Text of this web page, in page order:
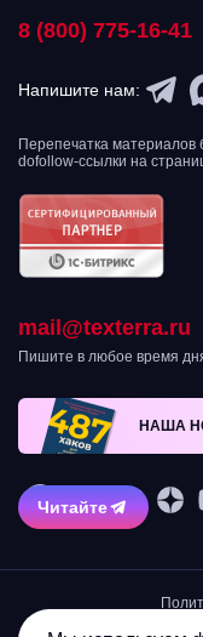
Читайте
8 (800) 775-16-41
Напишите нам:
Перепечатка материалов
dofollow-ссылки на
mail@texterra.ru
Пишите в любое время
НАША